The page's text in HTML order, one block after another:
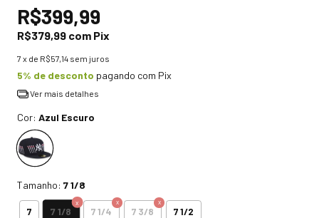
R$399,99
R$379,99 com Pix
7 x de R$57,14 sem juros
5% de desconto pagando com Pix
Ver mais detalhes
Cor: Azul Escuro
Tamanho: 7 1/8
7 7 1/8 7 1/4 7 3/8 7 1/2